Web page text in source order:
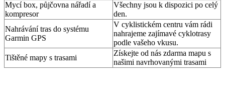
Mycí box, půjčovna nářadí a
kompresor
Všechny jsou k dispozici po celý
den.
Nahrávání tras do systému
Garmin GPS
V cyklistickém centru vám rádi
nahrajeme zajímavé cyklotrasy
podle vašeho vkusu.
Tištěné mapy s trasami
Získejte od nás zdarma mapu s
našimi navrhovanými trasami